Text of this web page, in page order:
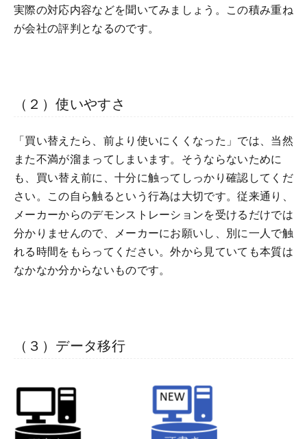
実際の対応内容などを聞いてみましょう。この積み重ね
が会社の評判となるのです。
（２）使いやすさ
「買い替えたら、前より使いにくくなった」では、当然
また不満が溜まってしまいます。そうならないために
も、買い替え前に、十分に触ってしっかり確認してくだ
さい。この自ら触るという行為は大切です。従来通り、
メーカーからのデモンストレーションを受けるだけでは
分かりませんので、メーカーにお願いし、別に一人で触
れる時間をもらってください。外から見ていても本質は
なかなか分からないものです。
（３）データ移行